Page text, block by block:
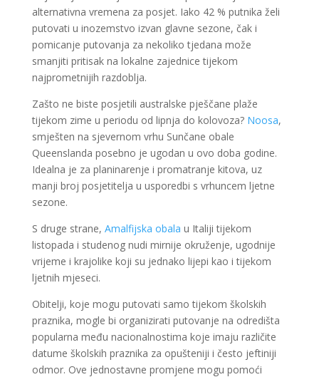
alternativna vremena za posjet. Iako 42 % putnika želi
putovati u inozemstvo izvan glavne sezone, čak i
pomicanje putovanja za nekoliko tjedana može
smanjiti pritisak na lokalne zajednice tijekom
najprometnijih razdoblja.
Zašto ne biste posjetili australske pješčane plaže
tijekom zime u periodu od lipnja do kolovoza? Noosa,
smješten na sjevernom vrhu Sunčane obale
Queenslanda posebno je ugodan u ovo doba godine.
Idealna je za planinarenje i promatranje kitova, uz
manji broj posjetitelja u usporedbi s vrhuncem ljetne
sezone.
S druge strane, Amalfijska obala u Italiji tijekom
listopada i studenog nudi mirnije okruženje, ugodnije
vrijeme i krajolike koji su jednako lijepi kao i tijekom
ljetnih mjeseci.
Obitelji, koje mogu putovati samo tijekom školskih
praznika, mogle bi organizirati putovanje na odredišta
popularna među nacionalnostima koje imaju različite
datume školskih praznika za opušteniji i često jeftiniji
odmor. Ove jednostavne promjene mogu pomoći